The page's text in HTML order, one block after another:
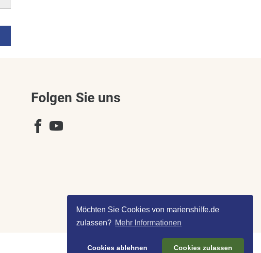
Möchten Sie Cookies von marienshilfe.de
zulassen? Mehr Informationen
Cookies ablehnen Cookies zulassen
Folgen Sie uns